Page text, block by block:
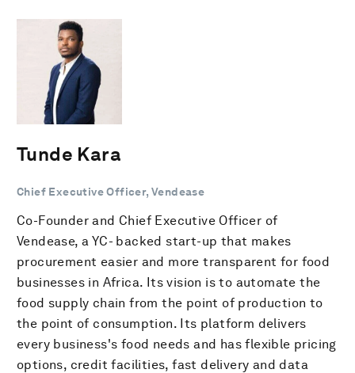
Tunde Kara
Chief Executive Officer, Vendease
Co-Founder and Chief Executive Officer of
Vendease, a YC- backed start-up that makes
procurement easier and more transparent for food
businesses in Africa. Its vision is to automate the
food supply chain from the point of production to
the point of consumption. Its platform delivers
every business's food needs and has flexible pricing
options, credit facilities, fast delivery and data